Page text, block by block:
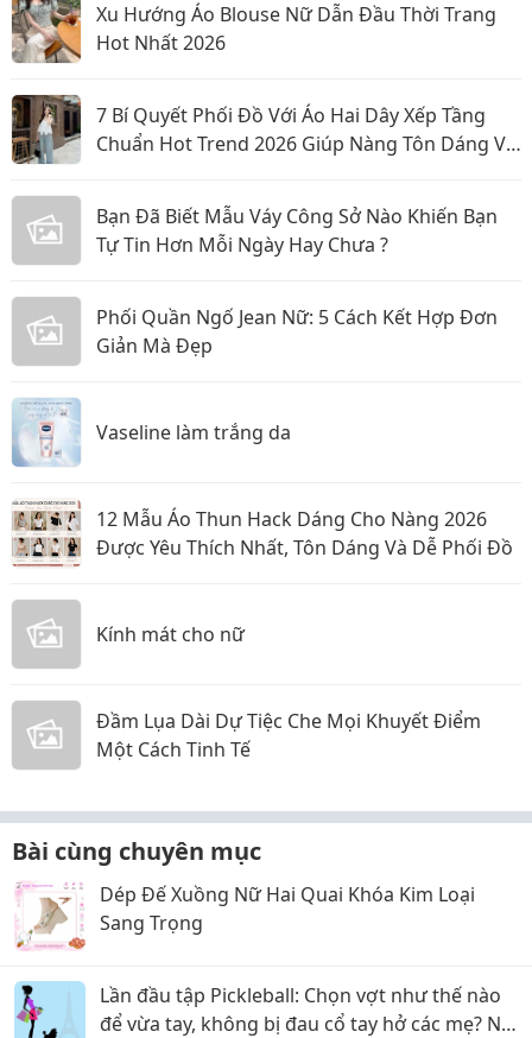
Xu Hướng Áo Blouse Nữ Dẫn Đầu Thời Trang
Hot Nhất 2026
7 Bí Quyết Phối Đồ Với Áo Hai Dây Xếp Tầng
Chuẩn Hot Trend 2026 Giúp Nàng Tôn Dáng Và
Bạn Đã Biết Mẫu Váy Công Sở Nào Khiến Bạn
Tự Tin Hơn Mỗi Ngày Hay Chưa ?
Phối Quần Ngố Jean Nữ: 5 Cách Kết Hợp Đơn
Giản Mà Đẹp
Vaseline làm trắng da
12 Mẫu Áo Thun Hack Dáng Cho Nàng 2026
Được Yêu Thích Nhất, Tôn Dáng Và Dễ Phối Đồ
Kính mát cho nữ
Đầm Lụa Dài Dự Tiệc Che Mọi Khuyết Điểm
Một Cách Tinh Tế
Bài cùng chuyên mục
Dép Đế Xuồng Nữ Hai Quai Khóa Kim Loại
Sang Trọng
Lần đầu tập Pickleball: Chọn vợt như thế nào
để vừa tay, không bị đau cổ tay hở các mẹ? Nội